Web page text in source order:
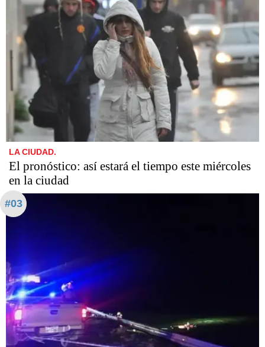
LA CIUDAD.
El pronóstico: así estará el tiempo este miércoles
en la ciudad
#03